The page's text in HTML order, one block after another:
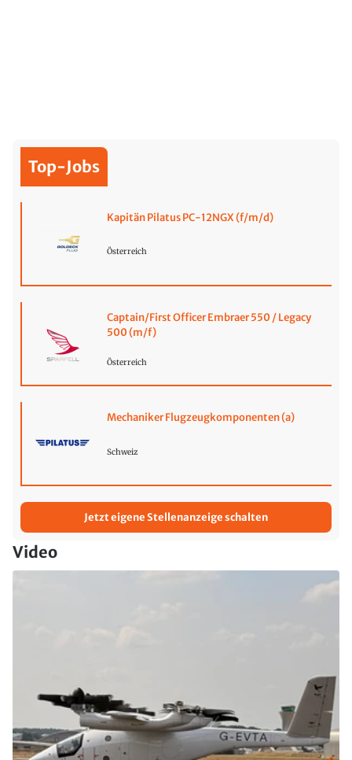
Top-Jobs
Kapitän Pilatus PC-12NGX (f/m/d)
Österreich
Captain/First Officer Embraer 550 / Legacy
500 (m/f)
Österreich
Mechaniker Flugzeugkomponenten (a)
Schweiz
Jetzt eigene Stellenanzeige schalten
Video